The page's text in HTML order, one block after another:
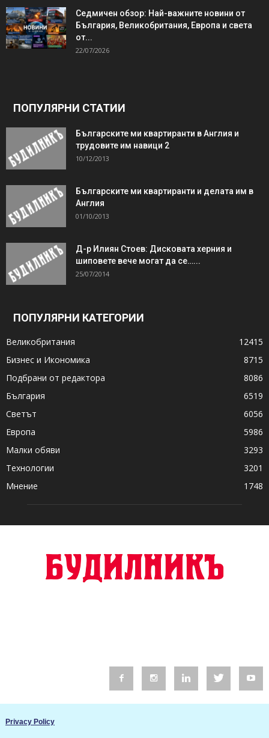
Седмичен обзор: Най-важните новини от
България, Великобритания, Европа и света
от...
22/07/2026
ПОПУЛЯРНИ СТАТИИ
Българските ми квартиранти в Англия и
трудовите им навици 2
10/12/2013
Българските ми квартиранти и делата им в
Англия
01/10/2013
Д-р Илиян Стоев: Дисковата херния и
шиповете вече могат да се…...
25/07/2014
ПОПУЛЯРНИ КАТЕГОРИИ
Великобритания
12415
Бизнес и Икономика
8715
Подбрани от редактора
8086
България
6519
Светът
6056
Европа
5986
Малки обяви
3293
Технологии
3201
Мнение
1748
Privacy Policy